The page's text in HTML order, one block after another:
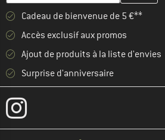
Cadeau de bienvenue de 5 €**
Accès exclusif aux promos
Ajout de produits à la liste d'envies
Surprise d'anniversaire